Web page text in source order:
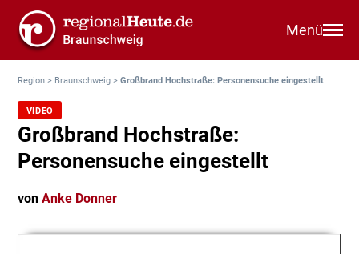
Menü
Region > Braunschweig >Großbrand Hochstraße: Personensuche eingestellt
VIDEO
Großbrand Hochstraße:
Personensuche eingestellt
vonAnke Donner